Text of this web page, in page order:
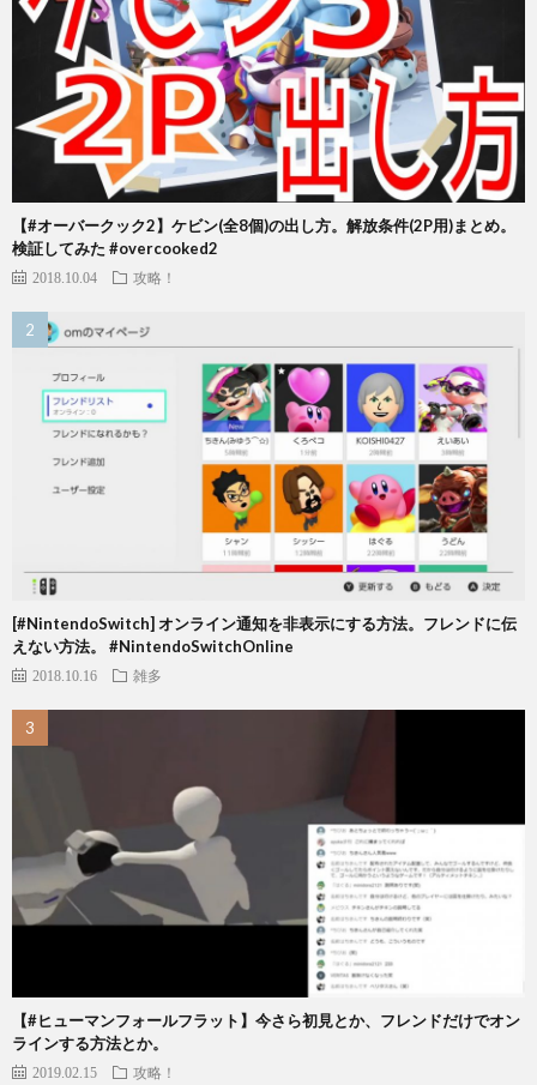
【#オーバークック2】ケビン(全8個)の出し方。解放条件(2P用)まとめ。
検証してみた #overcooked2
2018.10.04 攻略！
[#NintendoSwitch] オンライン通知を非表示にする方法。フレンドに伝
えない方法。 #NintendoSwitchOnline
2018.10.16 雑多
【#ヒューマンフォールフラット】今さら初見とか、フレンドだけでオン
ラインする方法とか。
2019.02.15 攻略！